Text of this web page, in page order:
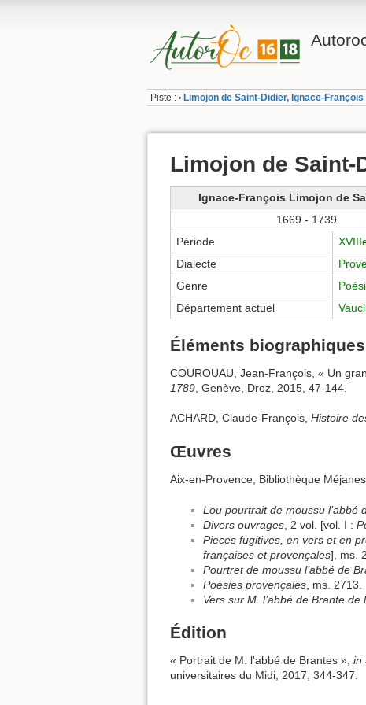
Piste : • Limojon de Saint-Didier, Ignace-François
Limojon de Saint-
Ignace-François Limojon de
1669 - 1739
Période
Dialecte
Genre
Département actuel
Éléments
COUROUAU, Jean-François, « Un
1789 , Genève, Droz, 2015, 47-144.
ACHARD, Claude-François, Histoire
Œuvres
Aix-en-Provence, Bibliothèque
Lou pourtrait de moussu l’abbé
Divers ouvrages , 2 vol. [vol. I :
Pieces fugitives, en vers et en
françaises et provençales], ms.
Pourtret de moussu l’abbé de
Poésies provençales , ms. 2713.
Vers sur M. l’abbé de Brante de
Édition
« Portrait de M. l'abbé de Brantes », in
universitaires du Midi, 2017, 344-347.